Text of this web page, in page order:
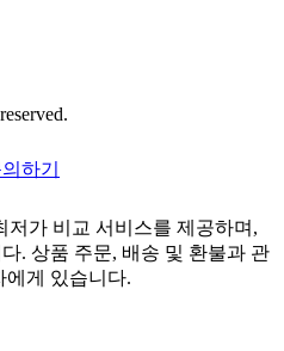
하기
가 비교 서비스를 제공하며,
. 상품 주문, 배송 및 환불과 관
에게 있습니다.